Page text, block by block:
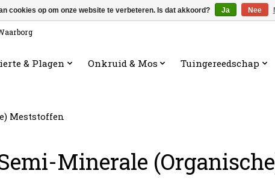
& Plagen Onkruid & Mos Tuingereedschap
Meststoffen
Minerale
cookies op om onze website te verbeteren. Is dat akkoord? Ja Nee